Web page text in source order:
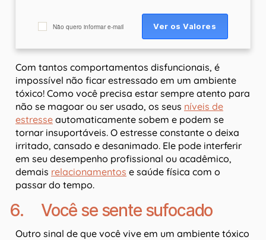
Não quero informar e-mail
Com tantos comportamentos disfuncionais, é
impossível não ficar estressado em um ambiente
tóxico! Como você precisa estar sempre atento para
não se magoar ou ser usado, os seus níveis de
estresse automaticamente sobem e podem se
tornar insuportáveis. O estresse constante o deixa
irritado, cansado e desanimado. Ele pode interferir
em seu desempenho profissional ou acadêmico,
demais relacionamentos e saúde física com o
passar do tempo.
6. Você se sente sufocado
Outro sinal de que você vive em um ambiente tóxico